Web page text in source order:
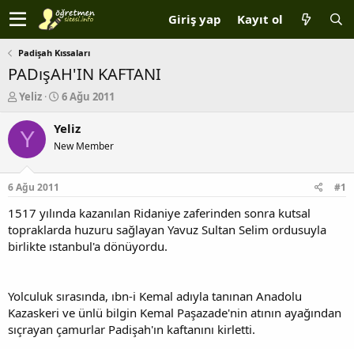
Giriş yap Kayıt ol
Padişah Kıssaları
PADışAH'IN KAFTANI
K
n
b
u
u
b
a
l
a
n
Yeliz
B
ş
a
ç
t
a
r
i
6 Ağu 2011
Y Yeliz
New Member
6 Ağu 2011 #1
1517 yılında kazanılan Ridaniye zaferinden sonra kutsal
topraklarda huzuru sağlayan Yavuz Sultan Selim ordusuyla
birlikte ıstanbul'a dönüyordu.
Yolculuk sırasında, ıbn-i Kemal adıyla tanınan Anadolu
Kazaskeri ve ünlü bilgin Kemal Paşazade'nin atının ayağından
sıçrayan çamurlar Padişah'ın kaftanını kirletti.